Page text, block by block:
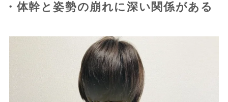
・体幹と姿勢の崩れに深い関係がある